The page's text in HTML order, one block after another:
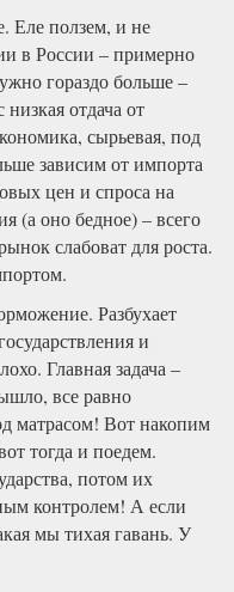
Еле ползем, и не
в России – примерно
гораздо больше –
отдача от
сырьевая, под
зависим от импорта
цен и спроса на
(а оно бедное) – всего
слабоват для роста.
Разбухает
и
Главная задача –
все равно
матрасом! Вот накопим
тогда и поедем.
потом их
контролем! А если
мы тихая гавань. У